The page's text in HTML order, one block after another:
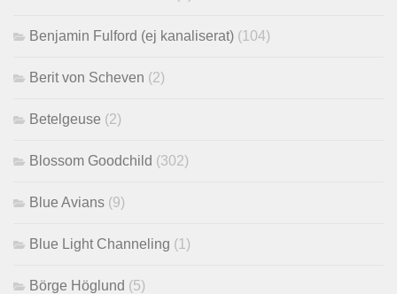
Benjamin Fulford (ej kanaliserat) (104)
Berit von Scheven (2)
Betelgeuse (2)
Blossom Goodchild (302)
Blue Avians (9)
Blue Light Channeling (1)
Börge Höglund (5)